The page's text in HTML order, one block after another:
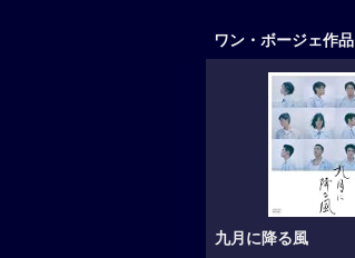
ワン・ボージェ作品
九月に降る風